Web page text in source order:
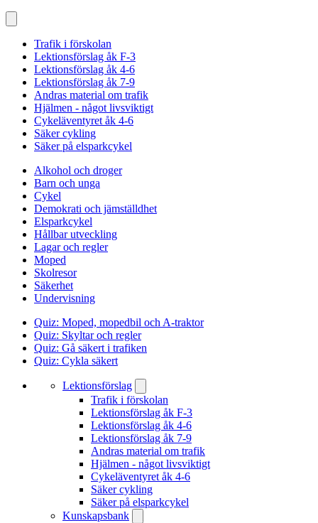
Trafik i förskolan
Lektionsförslag åk F-3
Lektionsförslag åk 4-6
Lektionsförslag åk 7-9
Andras material om trafik
Hjälmen - något livsviktigt
Cykeläventyret åk 4-6
Säker cykling
Säker på elsparkcykel
Alkohol och droger
Barn och unga
Cykel
Demokrati och jämställdhet
Elsparkcykel
Hållbar utveckling
Lagar och regler
Moped
Skolresor
Säkerhet
Undervisning
Quiz: Moped, mopedbil och A-traktor
Quiz: Skyltar och regler
Quiz: Gå säkert i trafiken
Quiz: Cykla säkert
Lektionsförslag
Trafik i förskolan
Lektionsförslag åk F-3
Lektionsförslag åk 4-6
Lektionsförslag åk 7-9
Andras material om trafik
Hjälmen - något livsviktigt
Cykeläventyret åk 4-6
Säker cykling
Säker på elsparkcykel
Kunskapsbank